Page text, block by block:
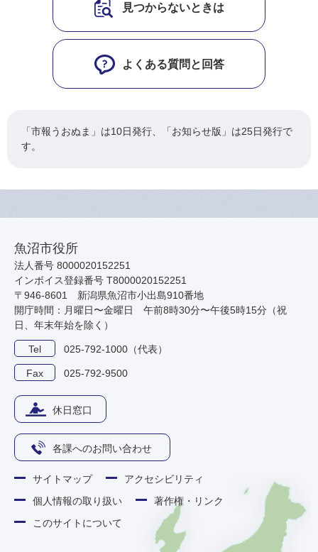
見つからないときは
よくある質問と回答
「市報うおぬま」は10日発行、「お知らせ版」は25日発行で
す。
魚沼市役所
法人番号 8000020152251
インボイス登録番号 T8000020152251
〒946-8601 新潟県魚沼市小出島910番地
開庁時間：月曜日〜金曜日 午前8時30分〜午後5時15分（祝
日、年末年始を除く）
Tel 025-792-1000（代表）
Fax 025-792-9500
休日窓口
各課へのお問い合わせ
サイトマップ
アクセシビリティ
個人情報の取り扱い
著作権・リンク
このサイトについて